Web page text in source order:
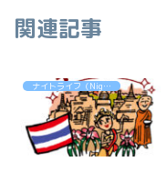
関連記事
ナイトライフ（Nightlife）